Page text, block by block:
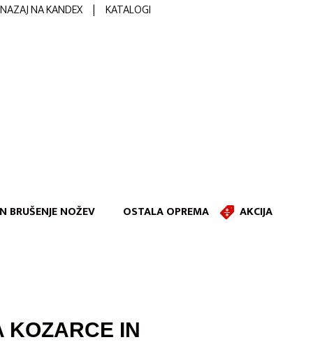
NAZAJ NA KANDEX | KATALOGI
BRUŠENJE NOŽEV OSTALA OPREMA
AKCIJA
KOZARCE IN